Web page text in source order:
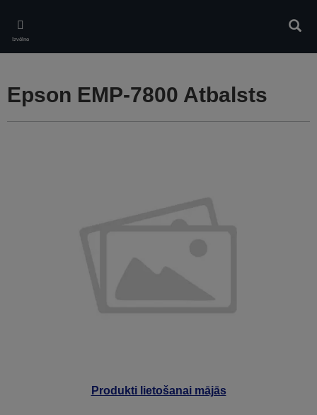
main
content
Izvēlne
Produkti lietošanai mājās
Epson EMP-7800 Atbalsts